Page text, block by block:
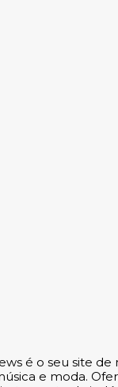
é o seu site de
e moda.